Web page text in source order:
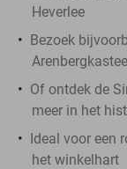
Heverlee
Bezoek
Of ontdek de
meer in het
Ideal voor een
het winkelhart